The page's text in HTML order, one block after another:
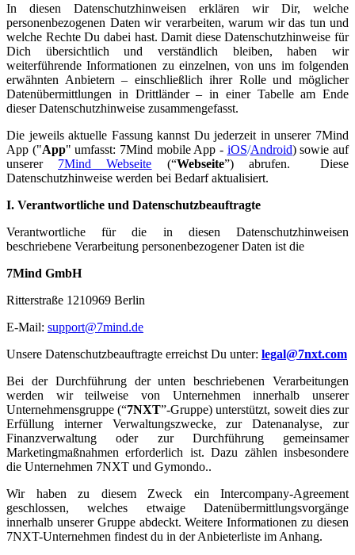
In diesen Datenschutzhinweisen erklären wir Dir, welche
personenbezogenen Daten wir verarbeiten, warum wir das tun und
welche Rechte Du dabei hast. Damit diese Datenschutzhinweise für
Dich übersichtlich und verständlich bleiben, haben wir
weiterführende Informationen zu einzelnen, von uns im folgenden
erwähnten Anbietern – einschließlich ihrer Rolle und möglicher
Datenübermittlungen in Drittländer – in einer Tabelle am Ende
dieser Datenschutzhinweise zusammengefasst.
Die jeweils aktuelle Fassung kannst Du jederzeit in unserer 7Mind
App ("App" umfasst: 7Mind mobile App - iOS/Android) sowie auf
unserer 7Mind Webseite (“Webseite”) abrufen. Diese
Datenschutzhinweise werden bei Bedarf aktualisiert.
I. Verantwortliche und Datenschutzbeauftragte
Verantwortliche für die in diesen Datenschutzhinweisen
beschriebene Verarbeitung personenbezogener Daten ist die
7Mind GmbH
Ritterstraße 1210969 Berlin
E-Mail: support@7mind.de
Unsere Datenschutzbeauftragte erreichst Du unter: legal@7nxt.com
Bei der Durchführung der unten beschriebenen Verarbeitungen
werden wir teilweise von Unternehmen innerhalb unserer
Unternehmensgruppe (“7NXT”-Gruppe) unterstützt, soweit dies zur
Erfüllung interner Verwaltungszwecke, zur Datenanalyse, zur
Finanzverwaltung oder zur Durchführung gemeinsamer
Marketingmaßnahmen erforderlich ist. Dazu zählen insbesondere
die Unternehmen 7NXT und Gymondo..
Wir haben zu diesem Zweck ein Intercompany-Agreement
geschlossen, welches etwaige Datenübermittlungsvorgänge
innerhalb unserer Gruppe abdeckt. Weitere Informationen zu diesen
7NXT-Unternehmen findest du in der Anbieterliste im Anhang.